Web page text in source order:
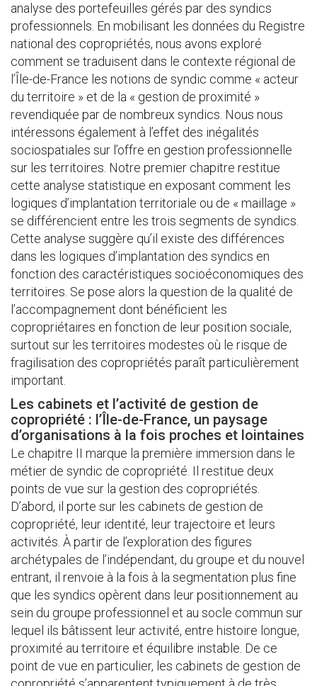
analyse des portefeuilles gérés par des syndics
professionnels. En mobilisant les données du Registre
national des copropriétés, nous avons exploré
comment se traduisent dans le contexte régional de
l’Île-de-France les notions de syndic comme « acteur
du territoire » et de la « gestion de proximité »
revendiquée par de nombreux syndics. Nous nous
intéressons également à l’effet des inégalités
sociospatiales sur l’offre en gestion professionnelle
sur les territoires. Notre premier chapitre restitue
cette analyse statistique en exposant comment les
logiques d’implantation territoriale ou de « maillage »
se différencient entre les trois segments de syndics.
Cette analyse suggère qu’il existe des différences
dans les logiques d’implantation des syndics en
fonction des caractéristiques socioéconomiques des
territoires. Se pose alors la question de la qualité de
l’accompagnement dont bénéficient les
copropriétaires en fonction de leur position sociale,
surtout sur les territoires modestes où le risque de
fragilisation des copropriétés paraît particulièrement
important.
Les cabinets et l’activité de gestion de
copropriété : l’Île-de-France, un paysage
d’organisations à la fois proches et lointaines
Le chapitre II marque la première immersion dans le
métier de syndic de copropriété. Il restitue deux
points de vue sur la gestion des copropriétés.
D’abord, il porte sur les cabinets de gestion de
copropriété, leur identité, leur trajectoire et leurs
activités. À partir de l’exploration des figures
archétypales de l’indépendant, du groupe et du nouvel
entrant, il renvoie à la fois à la segmentation plus fine
que les syndics opèrent dans leur positionnement au
sein du groupe professionnel et au socle commun sur
lequel ils bâtissent leur activité, entre histoire longue,
proximité au territoire et équilibre instable. De ce
point de vue en particulier, les cabinets de gestion de